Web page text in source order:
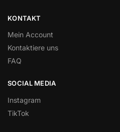
KONTAKT
Mein Account
Kontaktiere uns
FAQ
SOCIAL MEDIA
Instagram
TikTok